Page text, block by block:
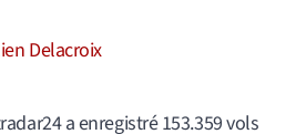
Delacroix
a enregistré 153.359 vols